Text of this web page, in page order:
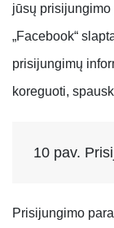
jūsų
„Facebook“
prisijungimų
koreguoti,
10 pav.
Prisijungimo